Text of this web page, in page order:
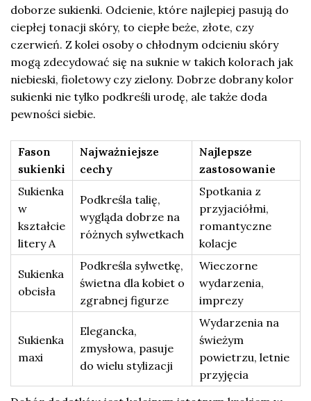
doborze sukienki. Odcienie, które najlepiej pasują do
ciepłej tonacji skóry, to ciepłe beże, złote, czy
czerwień. Z kolei osoby o chłodnym odcieniu skóry
mogą zdecydować się na suknie w takich kolorach jak
niebieski, fioletowy czy zielony. Dobrze dobrany kolor
sukienki nie tylko podkreśli urodę, ale także doda
pewności siebie.
Fason
sukienki
Najważniejsze
cechy
Najlepsze
zastosowanie
Sukienka
w
kształcie
litery A
Podkreśla talię,
wygląda dobrze na
różnych sylwetkach
Spotkania z
przyjaciółmi,
romantyczne
kolacje
Sukienka
obcisła
Podkreśla sylwetkę,
świetna dla kobiet o
zgrabnej figurze
Wieczorne
wydarzenia,
imprezy
Sukienka
maxi
Elegancka,
zmysłowa, pasuje
do wielu stylizacji
Wydarzenia na
świeżym
powietrzu, letnie
przyjęcia